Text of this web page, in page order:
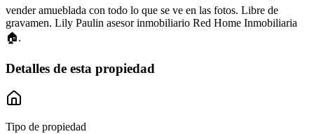
vender amueblada con todo lo que se ve en las fotos. Libre de
gravamen. Lily Paulin asesor inmobiliario Red Home Inmobiliaria
🏠.
Detalles de esta propiedad
Tipo de propiedad